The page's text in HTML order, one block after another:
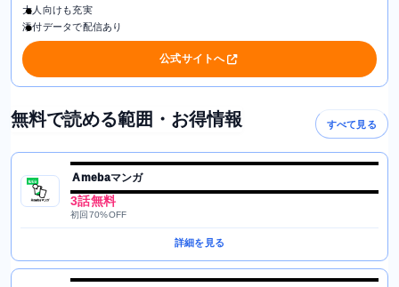
大人向けも充実
添付データで配信あり
公式サイトへ
無料で読める範囲・お得情報 すべて見る
Amebaマンガ
3話無料
初回70%OFF
詳細を見る